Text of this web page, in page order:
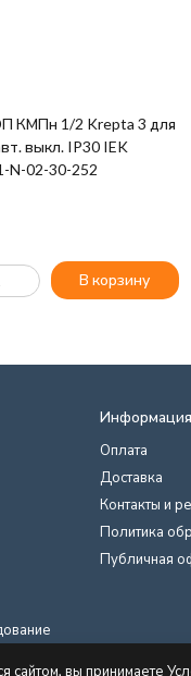
КМПн 1/2 Krepta 3 для
выкл. IP30 IEK
N-02-30-252
В корзину
Информация
Оплата
Доставка
Контакты и
Политика
Публичная
вы принимаете